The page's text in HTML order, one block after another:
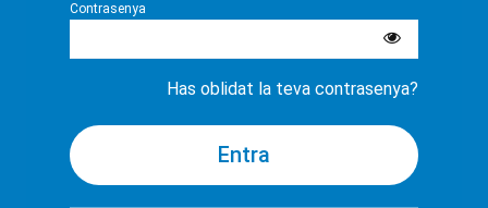
Contrasenya
Has oblidat la teva contrasenya?